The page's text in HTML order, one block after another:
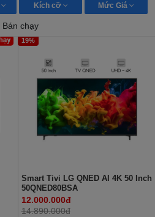
Kích cỡ Mức Giá
Bán chạy
19%
Smart Tivi LG QNED AI 4K 50 Inch
50QNED80BSA
12.000.000đ
14.890.000đ